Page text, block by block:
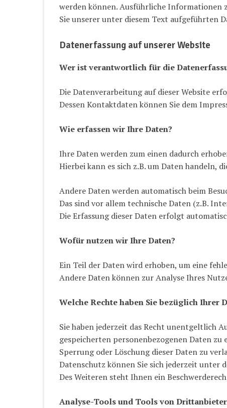
werden können. Ausführliche Informationen
Sie unserer unter diesem Text aufgeführten
Datenerfassung auf unserer Website
Wer ist verantwortlich für die
Die Datenverarbeitung auf dieser Website
Dessen Kontaktdaten können Sie dem
Wie erfassen wir Ihre Daten?
Ihre Daten werden zum einen dadurch
Hierbei kann es sich z.B. um Daten handeln,
Andere Daten werden automatisch beim
Das sind vor allem technische Daten (z.B.
Die Erfassung dieser Daten erfolgt
Wofür nutzen wir Ihre Daten?
Ein Teil der Daten wird erhoben, um eine
Andere Daten können zur Analyse Ihres
Welche Rechte haben Sie bezüglich Ihrer
Sie haben jederzeit das Recht unentgeltlich
gespeicherten personenbezogenen Daten
Sperrung oder Löschung dieser Daten zu
Datenschutz können Sie sich jederzeit unter
Des Weiteren steht Ihnen ein
Analyse-Tools und Tools von